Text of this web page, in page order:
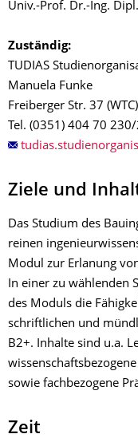
Univ.-Prof. Dr.-Ing.
Zuständig:
TUDIAS
Manuela Funke
Freiberger Str. 37
Tel. (0351) 404 70
Ziele und
Das Studium des
reinen
Modul zur Erlanung
In einer zu wählenden
des Moduls die
schriftlichen und
B2+. Inhalte sind u.a.
sowie fachbezogene
Zeit